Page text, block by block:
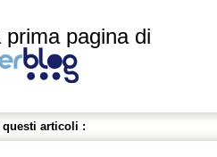
prima pagina di
questi articoli :